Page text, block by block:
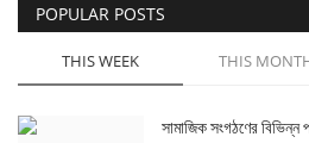
POPULAR POSTS
THIS WEEK THIS
সামাজিক সংগঠণের বিভিন্ন